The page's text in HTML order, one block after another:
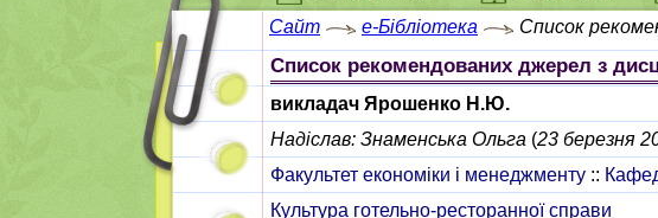
Сайт e-Бібліотека Список
Список рекомендованих джерел з
викладач Ярошенко Н.Ю.
Надіслав: Знаменська Ольга (23 березня
Факультет економіки і менеджменту ::
Культура готельно-ресторанної справи